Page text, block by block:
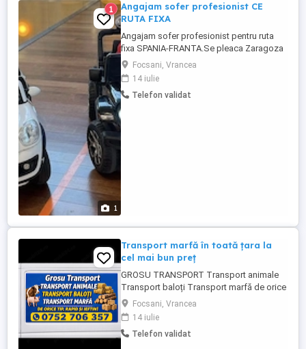
1
1
Angajam sofer profesionist CE
RUTA FIXA
Angajam sofer profesionist pentru ruta
fixa SPANIA-FRANTA.Se pleaca Zaragoza
-Marseille si retur
Focsani, Vrancea
14 iulie
Telefon validat
Transport marfă în toată țara la
cel mai bun preț
GROSU TRANSPORT Transport animale
Transport baloți Transport marfă de orice
tip Rapid și sigur Seriozitate și
punctualitate Prețuri avantajoase
Indiferent că ai nevoie de transport pentru
animale, baloți, lemne sau diverse mărfuri,
Focsani, Vrancea
14 iulie
Telefon validat